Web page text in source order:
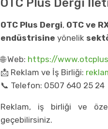
OTC Plus Dergi
OTC Plus Dergi, OTC ve
endüstrisine yönelik
🌐 Web: https://
📩 Reklam ve İş Birliği:
📞 Telefon: 0507 640 25 24
Reklam, iş birliği ve
geçebilirsiniz.